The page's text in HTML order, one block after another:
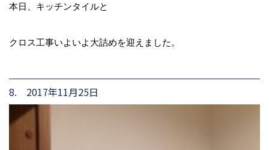
本日、キッチンタイルと
クロス工事いよいよ大詰めを迎えました。
8. 2017年11月25日